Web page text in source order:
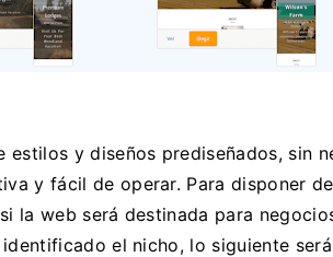
y diseños prediseñados, sin
y fácil de operar. Para disponer
la web será destinada para
el nicho, lo siguiente